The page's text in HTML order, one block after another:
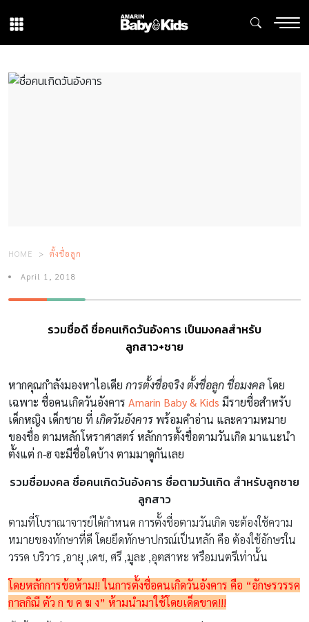
HOME ตั้งชื่อลูก
April 1, 2018
รวมชื่อดี ชื่อคนเกิดวันอังคาร เป็นมงคลสำหรับ
ลูกสาว+ชาย
หากคุณกำลังมองหาไอเดีย การตั้งชื่อจริง ตั้งชื่อลูก ชื่อมงคลโดย
เฉพาะ ชื่อคนเกิดวันอังคาร Amarin Baby & Kids มีรายชื่อสำหรับ
เด็กหญิง เด็กชาย ที่ เกิดวันอังคารพร้อมคำอ่าน และความหมาย
ของชื่อ ตามหลักโหราศาสตร์ หลักการตั้งชื่อตามวันเกิด มาแนะนำ
ตั้งแต่ ก-ฮ จะมีชื่อใดบ้าง ตามมาดูกันเลย
รวมชื่อมงคล ชื่อคนเกิดวันอังคาร ชื่อตามวันเกิด สำหรับลูกชาย
ลูกสาว
ตามที่โบราณาจารย์ได้กำหนด การตั้งชื่อตามวันเกิด จะต้องใช้ความ
หมายของทักษาที่ดี โดยยึดทักษาปกรณ์เป็นหลัก คือ ต้องใช้อักษรใน
วรรค บริวาร ,อายุ ,เดช, ศรี ,มูละ ,อุตสาหะ หรือมนตรีเท่านั้น
โดยหลักการข้อห้าม!! ในการตั้งชื่อคนเกิดวันอังคาร คือ “อักษรวรรค
กาลกิณี ตัว ก ข ค ฆ ง” ห้ามนำมาใช้โดยเด็ดขาด!!!